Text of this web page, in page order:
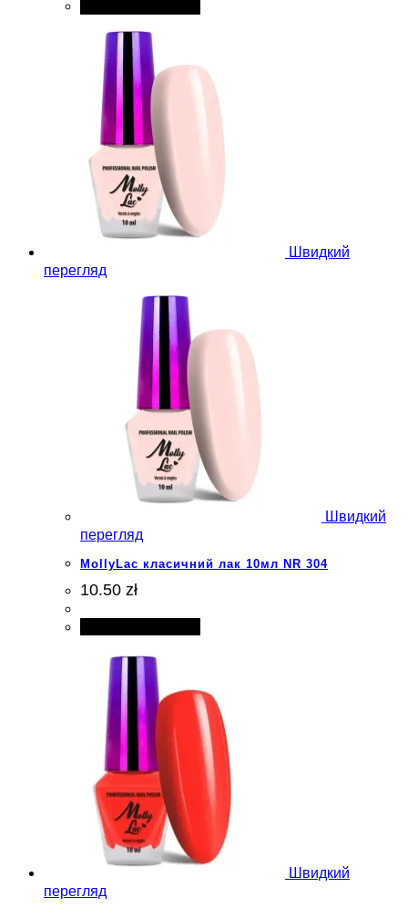
Швидкий
перегляд
Швидкий
перегляд
MollyLac класичний лак 10мл NR 304
10.50 zł
Швидкий
перегляд